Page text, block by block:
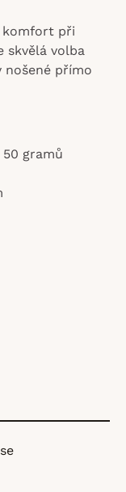
komfort při
skvělá volba
nošené přímo
gramů